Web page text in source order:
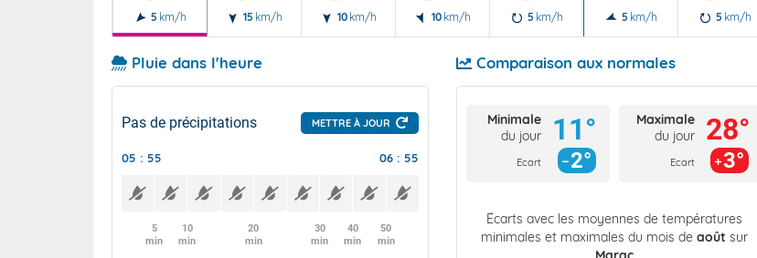
5 km/h 15 km/h 10 km/h 10 km/h 5 km/h 5 km/h 5 km/h
Pluie dans l'heure
Pas de précipitations METTRE À JOUR
05 : 55 06 : 55
5
min
10
min
20
min
30
min
40
min
50
min
Comparaison aux normales
Minimale
du jour
Ecart
11°
2°
Maximale
du jour
Ecart
28°
3°
Écarts avec les moyennes de températures
minimales et maximales du mois de août sur